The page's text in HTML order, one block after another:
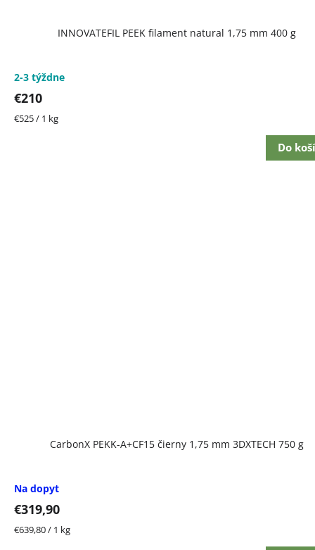
INNOVATEFIL PEEK filament natural 1,75 mm 400 g
2-3 týždne
€210
Jednotková
€525 / 1 kg
Do
CarbonX PEKK-A+CF15 čierny 1,75 mm 3DXTECH 750 g
Na dopyt
€319,90
Jednotková
€639,80 / 1 kg